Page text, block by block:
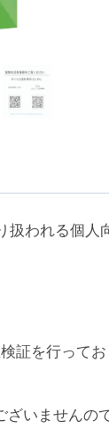
われる個
証を行って
いません